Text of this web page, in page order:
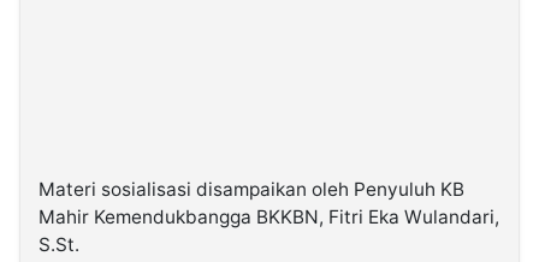
Materi sosialisasi disampaikan oleh Penyuluh KB
Mahir Kemendukbangga BKKBN, Fitri Eka Wulandari,
S.St.